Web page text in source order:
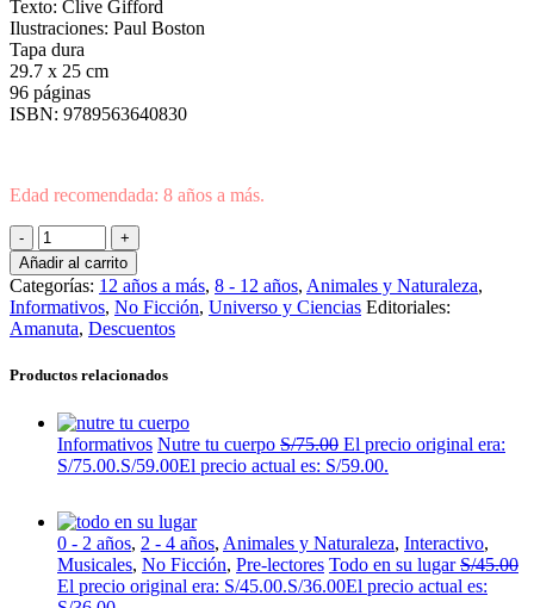
Texto: Clive Gifford
Ilustraciones: Paul Boston
Tapa dura
29.7 x 25 cm
96 páginas
ISBN: 9789563640830
Edad recomendada: 8 años a más.
Añadir al carrito
Categorías: 12 años a más, 8 - 12 años, Animales y Naturaleza,
Informativos, No Ficción, Universo y Ciencias Editoriales:
Amanuta, Descuentos
Productos relacionados
Informativos Nutre tu cuerpo S/75.00 El precio original era:
S/75.00.S/59.00El precio actual es: S/59.00.
0 - 2 años, 2 - 4 años, Animales y Naturaleza, Interactivo,
Musicales, No Ficción, Pre-lectores Todo en su lugar S/45.00
El precio original era: S/45.00.S/36.00El precio actual es: